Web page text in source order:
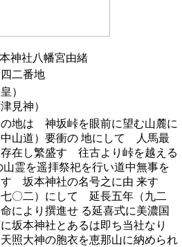
神社八幡宮由緒
二番地
）
見神）
地は 神坂峠を眼前に望む山麓に
山道）要衝の 地にして 人馬最
存在し繁盛す 往古より峠を越える
霊を遥拝祭祀を行い道中無事を
坂本神社の名号之に由 来す
〇二）にして 延長五年（九二
により撰進せ る延喜式に美濃国
坂本神社とあるは即ち当社なり
照大神の胞衣を恵那山に納められ